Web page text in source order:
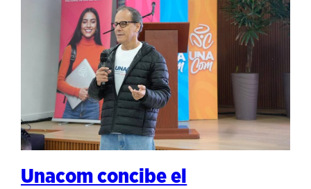
Unacom concibe el